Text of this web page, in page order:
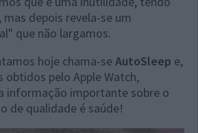
depois revela-se um
que não largamos.
hoje chama-seAutoSleep e,
obtidos pelo Apple Watch,
informação importante sobre o
de qualidade é saúde!